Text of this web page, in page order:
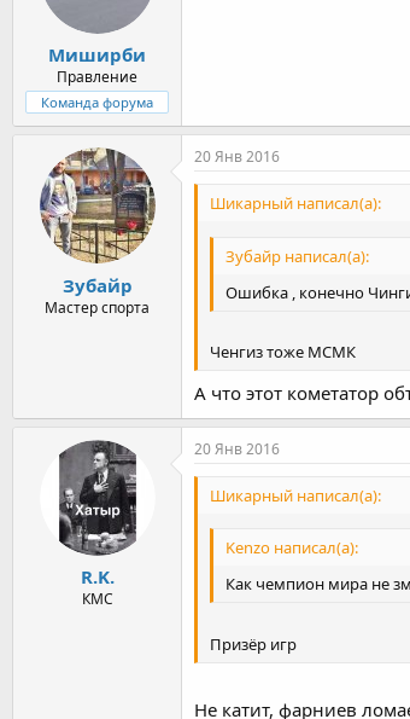
Миширби
Правление
Команда форума
Зубайр
Мастер спорта
20 Янв 2016
Шикарный написал(а):
Зубайр написал(а):
Ошибка , конечно
Ченгиз тоже МСМК
А что этот кометатор
R.K.
КМС
20 Янв 2016
Шикарный написал(а):
Kenzo написал(а):
Как чемпион мира не
Призёр игр
Не катит, фарниев